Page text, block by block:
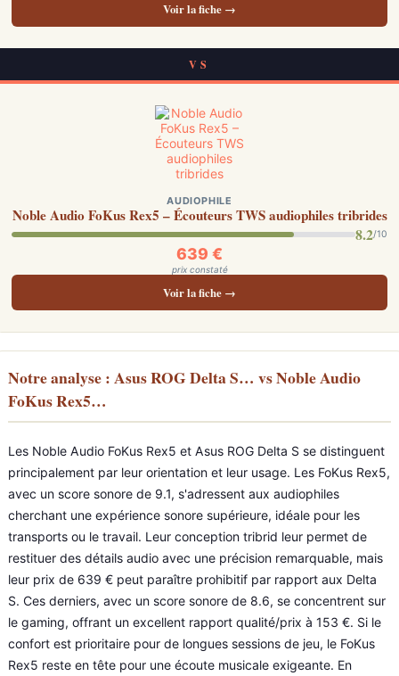
Voir la fiche →
VS
AUDIOPHILE
Noble Audio FoKus Rex5 – Écouteurs TWS audiophiles tribrides
8.2/10
639 €
prix constaté
Voir la fiche →
Notre analyse : Asus ROG Delta S… vs Noble Audio
FoKus Rex5…
Les Noble Audio FoKus Rex5 et Asus ROG Delta S se distinguent
principalement par leur orientation et leur usage. Les FoKus Rex5,
avec un score sonore de 9.1, s'adressent aux audiophiles
cherchant une expérience sonore supérieure, idéale pour les
transports ou le travail. Leur conception tribrid leur permet de
restituer des détails audio avec une précision remarquable, mais
leur prix de 639 € peut paraître prohibitif par rapport aux Delta
S. Ces derniers, avec un score sonore de 8.6, se concentrent sur
le gaming, offrant un excellent rapport qualité/prix à 153 €. Si le
confort est prioritaire pour de longues sessions de jeu, le FoKus
Rex5 reste en tête pour une écoute musicale exigeante. En